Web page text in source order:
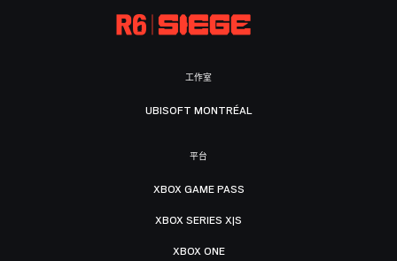
工作室
UBISOFT MONTRÉAL
平台
XBOX GAME PASS
XBOX SERIES X|S
XBOX ONE